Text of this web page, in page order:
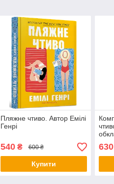
Пляжне чтиво. Автор Емілі
Генрі
540₴ 600 ₴
Купити
630